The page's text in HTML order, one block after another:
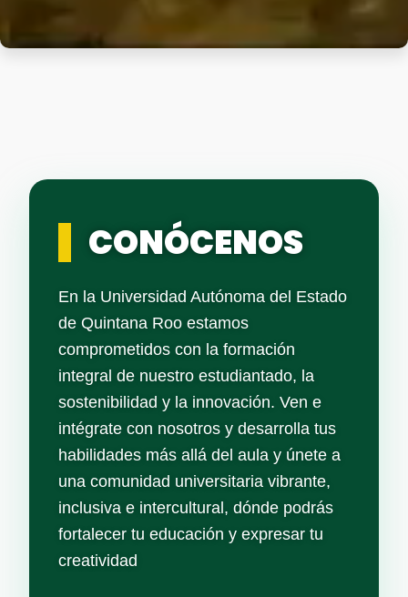
CONÓCENOS
En la Universidad Autónoma del Estado
de Quintana Roo estamos
comprometidos con la formación
integral de nuestro estudiantado, la
sostenibilidad y la innovación. Ven e
intégrate con nosotros y desarrolla tus
habilidades más allá del aula y únete a
una comunidad universitaria vibrante,
inclusiva e intercultural, dónde podrás
fortalecer tu educación y expresar tu
creatividad